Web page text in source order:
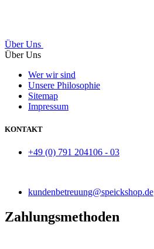
Über Uns
Über Uns
Wer wir sind
Unsere Philosophie
Sitemap
Impressum
KONTAKT
+49 (0) 791 204106 - 03
kundenbetreuung@speickshop.de
Zahlungsmethoden